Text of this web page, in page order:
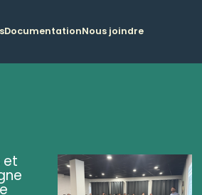
DocumentationNous joindre
et